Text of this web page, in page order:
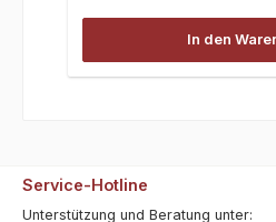
In den
Service-Hotline
Unterstützung und Beratung unter: